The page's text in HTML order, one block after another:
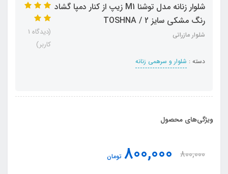
شلوار زنانه مدل توشنا M1 زیپ از کنار دمپا گشاد
رنگ مشکی سایز 2 / TOSHNA
شلوار مازراتی
دسته : شلوار و سرهمی زنانه
(دیدگاه 1
کاربر)
ویژگی‌های محصول
800,000
800,000 تومان